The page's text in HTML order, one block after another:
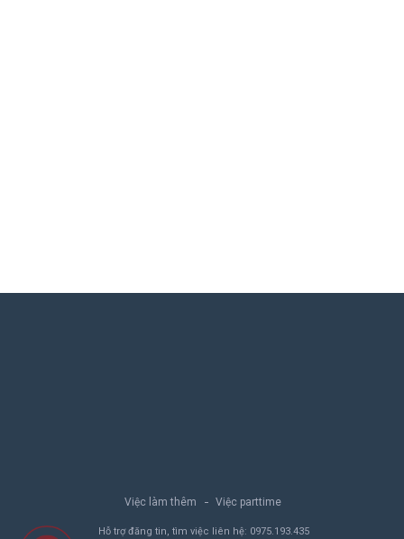
Việc làm thêm Việc parttime
Hỗ trợ đăng tin, tìm việc liên hệ: 0975.193.435